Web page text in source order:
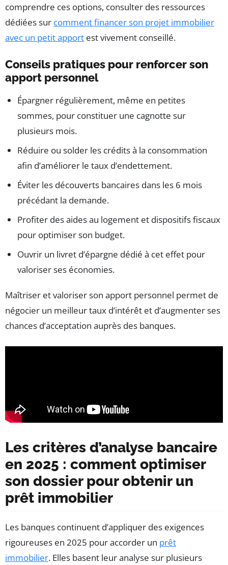
comprendre ces options, consulter des ressources
dédiées sur comment financer son projet immobilier
avec un petit apport est vivement conseillé.
Conseils pratiques pour renforcer son
apport personnel
Épargner régulièrement, même en petites
sommes, pour constituer une cagnotte sur
plusieurs mois.
Réduire ou solder les crédits à la consommation
afin d’améliorer le taux d’endettement.
Éviter les découverts bancaires dans les 6 mois
précédant la demande.
Profiter des aides au logement et dispositifs fiscaux
pour optimiser son budget.
Ouvrir un livret d’épargne dédié à cet effet pour
valoriser ses économies.
Maîtriser et valoriser son apport personnel permet de
négocier un meilleur taux d’intérêt et d’augmenter ses
chances d’acceptation auprès des banques.
Les critères d’analyse bancaire
en 2025 : comment optimiser
son dossier pour obtenir un
prêt immobilier
Les banques continuent d’appliquer des exigences
rigoureuses en 2025 pour accorder un prêt
immobilier. Elles basent leur analyse sur plusieurs